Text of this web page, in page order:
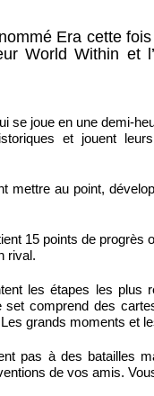
Era cette
World Within et
se joue en une demi-
et jouent
mettre au point,
15 points de progrès
rival.
les étapes les plus
comprend des
grands moments et
pas à des batailles
de vos amis.